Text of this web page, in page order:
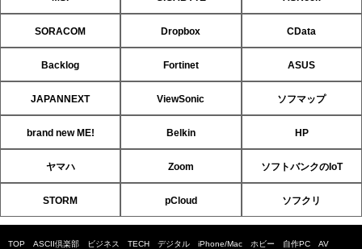
SORACOM Dropbox CData
Backlog Fortinet ASUS
JAPANNEXT ViewSonic ソフマップ
brand new ME! Belkin HP
ヤマハ Zoom ソフトバンクのIoT
STORM pCloud ソフクリ
TOP ASCII倶楽部 ビジネス TECH デジタル iPhone/Mac ホビー 自作PC AV